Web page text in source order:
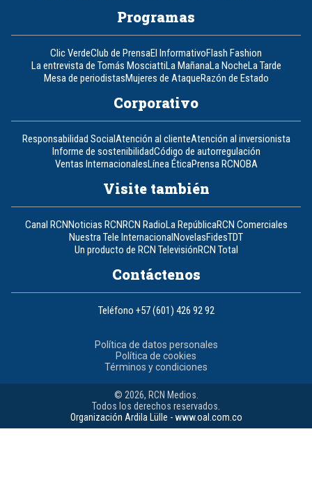
Programas
Clic VerdeClub de PrensaEl InformativoFlash Fashion
La entrevista de Tomás MosciattiLa MañanaLa NocheLa Tarde
Mesa de periodistasMujeres de AtaqueRazón de Estado
Corporativo
Responsabilidad SocialAtención al clienteAtención al inversionista
Informe de sostenibilidadCódigo de autorregulación
Ventas InternacionalesLínea ÉticaPrensa RCNOBA
Visite también
Canal RCNNoticias RCNRCN RadioLa RepúblicaRCN Comerciales
Nuestra Tele InternacionalNovelasFidesTDT
Un producto de RCN TelevisiónRCN Total
Contáctenos
Teléfono +57 (601) 426 92 92
Política de datos personales
Política de cookies
Términos y condiciones
© 2026, RCN Medios.
Todos los derechos reservados.
Organización Ardila Lülle - www.oal.com.co